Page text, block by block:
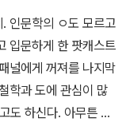
상기법으로 그 상황
과 결과를 이해해 보려
감이 간다. '상처를 이
강요된 용서는 당신을
당신을 자유롭게 할
다.심리적 탈진상태
인문학의 ㅇ도 모르고
입문하게 한 팟캐스트
널에게 꺼져를 나지막
학과 도에 관심이 많
도 하신다. 아무튼 매